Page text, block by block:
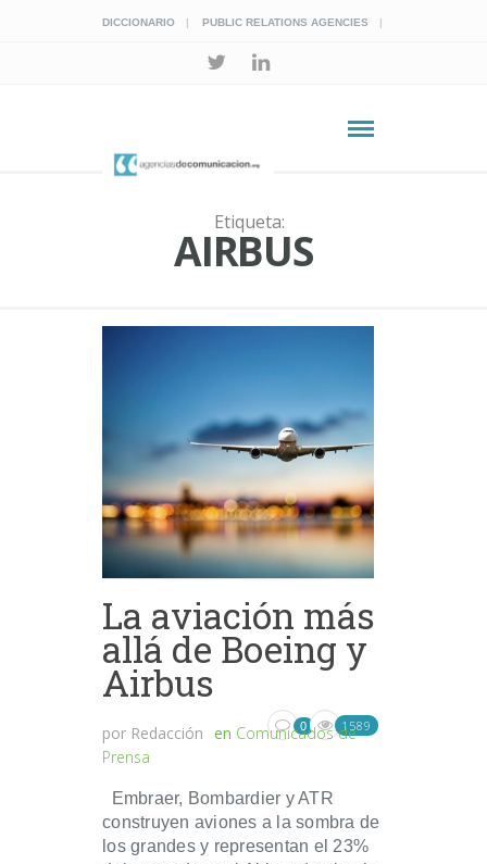
DICCIONARIO PUBLIC RELATIONS AGENCIES
Etiqueta:
AIRBUS
La aviación más
allá de Boeing y
Airbus
por Redacción en Comunicados de
Prensa
0 1589
Embraer, Bombardier y ATR
construyen aviones a la sombra de
los grandes y representan el 23%